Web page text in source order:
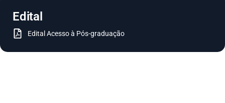
Edital
Edital Acesso à Pós-graduação